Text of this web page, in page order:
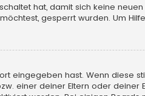
hat, damit sich keine
gesperrt wurden. Um
eingegeben hast. Wenn diese
einer deiner Eltern oder